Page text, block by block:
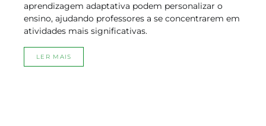
aprendizagem adaptativa podem personalizar o
ensino, ajudando professores a se concentrarem em
atividades mais significativas.
LER MAIS